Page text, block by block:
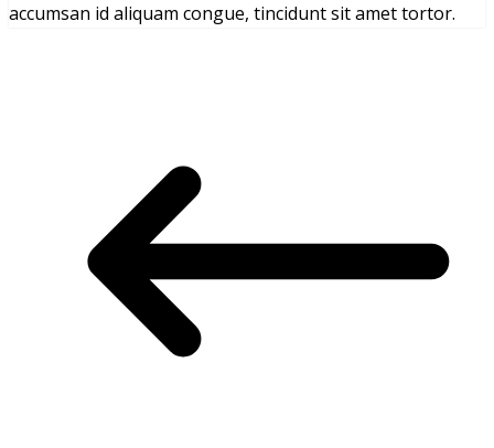
accumsan id aliquam congue, tincidunt sit amet tortor.